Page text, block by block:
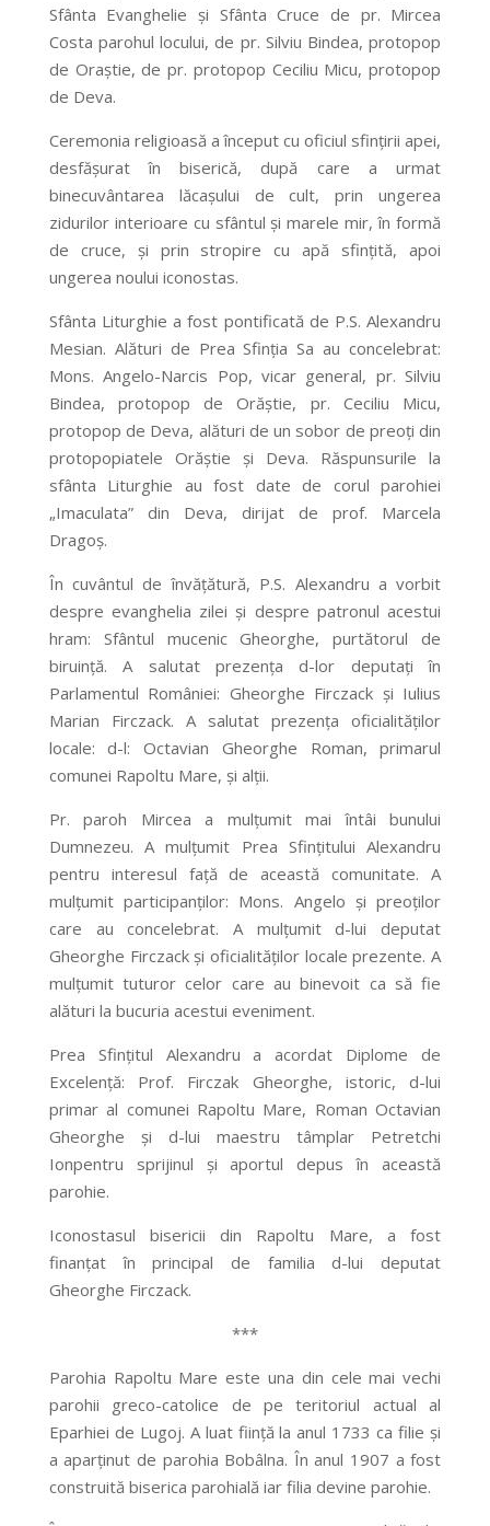
Sfânta Evanghelie şi Sfânta Cruce de pr. Mircea
Costa parohul locului, de pr. Silviu Bindea, protopop
de Oraştie, de pr. protopop Ceciliu Micu, protopop
de Deva.
Ceremonia religioasă a început cu oficiul sfinţirii apei,
desfăşurat în biserică, după care a urmat
binecuvântarea lăcaşului de cult, prin ungerea
zidurilor interioare cu sfântul şi marele mir, în formă
de cruce, şi prin stropire cu apă sfinţită, apoi
ungerea noului iconostas.
Sfânta Liturghie a fost pontificată de P.S. Alexandru
Mesian. Alături de Prea Sfinţia Sa au concelebrat:
Mons. Angelo-Narcis Pop, vicar general, pr. Silviu
Bindea, protopop de Orăştie, pr. Ceciliu Micu,
protopop de Deva, alături de un sobor de preoţi din
protopopiatele Orăştie şi Deva. Răspunsurile la
sfânta Liturghie au fost date de corul parohiei
„Imaculata” din Deva, dirijat de prof. Marcela
Dragoş.
În cuvântul de învăţătură, P.S. Alexandru a vorbit
despre evanghelia zilei şi despre patronul acestui
hram: Sfântul mucenic Gheorghe, purtătorul de
biruinţă. A salutat prezenţa d-lor deputaţi în
Parlamentul României: Gheorghe Firczack şi Iulius
Marian Firczack. A salutat prezenţa oficialităţilor
locale: d-l: Octavian Gheorghe Roman, primarul
comunei Rapoltu Mare, şi alţii.
Pr. paroh Mircea a mulţumit mai întâi bunului
Dumnezeu. A mulţumit Prea Sfinţitului Alexandru
pentru interesul faţă de această comunitate. A
mulţumit participanţilor: Mons. Angelo şi preoţilor
care au concelebrat. A mulţumit d-lui deputat
Gheorghe Firczack şi oficialităților locale prezente. A
mulţumit tuturor celor care au binevoit ca să fie
alături la bucuria acestui eveniment.
Prea Sfinţitul Alexandru a acordat Diplome de
Excelenţă: Prof. Firczak Gheorghe, istoric, d-lui
primar al comunei Rapoltu Mare, Roman Octavian
Gheorghe şi d-lui maestru tâmplar Petretchi
Ionpentru sprijinul şi aportul depus în această
parohie.
Iconostasul bisericii din Rapoltu Mare, a fost
finanţat în principal de familia d-lui deputat
Gheorghe Firczack.
***
Parohia Rapoltu Mare este una din cele mai vechi
parohii greco-catolice de pe teritoriul actual al
Eparhiei de Lugoj. A luat fiinţă la anul 1733 ca filie şi
a aparţinut de parohia Bobâlna. În anul 1907 a fost
construită biserica parohială iar filia devine parohie.